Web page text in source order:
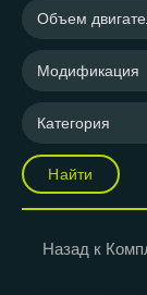
Объем
Модификация
Категория
Найти
Назад к